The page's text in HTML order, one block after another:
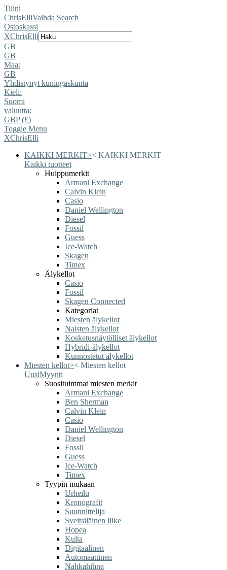
Tilini
ChrisElliVaihda Search
Ostoskassi
XChrisElli
GB
GB
Maa:
GB
Yhdistynyt kuningaskunta
Kieli:
Suomi
valuutta:
GBP (£)
Toggle Menu
XChrisElli
KAIKKI MERKIT>< KAIKKI MERKIT
Kaikki tuotteet
Huippumerkit
Armani Exchange
Calvin Klein
Casio
Daniel Wellington
Diesel
Fossil
Guess
Ice-Watch
Skagen
Timex
Älykellot
Casio
Fossil
Skagen Connected
Kategoriat
Miesten älykellot
Naisten älykellot
Kosketusnäytölliset älykellot
Hybridi-älykellot
Kunnostetut älykellot
Miesten kellot>< Miesten kellot
UusiMyynti
Suosituimmat miesten merkit
Armani Exchange
Ben Sherman
Calvin Klein
Casio
Daniel Wellington
Diesel
Fossil
Guess
Ice-Watch
Timex
Tyypin mukaan
Urheilu
Kronografit
Suunnittelija
Sveitsiläinen liike
Hopea
Kulta
Digitaalinen
Automaattinen
Nahkahihna